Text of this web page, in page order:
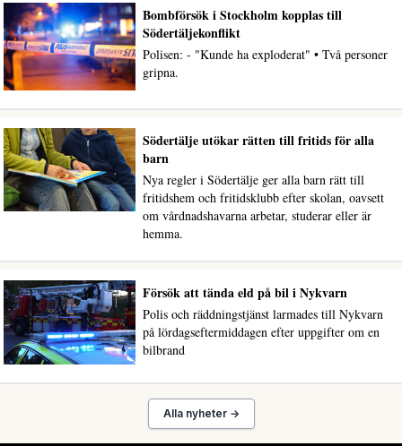
Bombförsök i Stockholm kopplas till
Södertäljekonflikt
Polisen: - "Kunde ha exploderat" • Två personer
gripna.
Södertälje utökar rätten till fritids för alla
barn
Nya regler i Södertälje ger alla barn rätt till
fritidshem och fritidsklubb efter skolan, oavsett
om vårdnadshavarna arbetar, studerar eller är
hemma.
Försök att tända eld på bil i Nykvarn
Polis och räddningstjänst larmades till Nykvarn
på lördagseftermiddagen efter uppgifter om en
bilbrand
Alla nyheter →